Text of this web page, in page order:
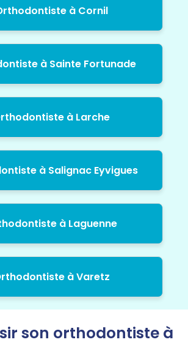
à Cornil
à Sainte Fortunade
à Larche
à Salignac Eyvigues
à Laguenne
à Varetz
son orthodontiste à